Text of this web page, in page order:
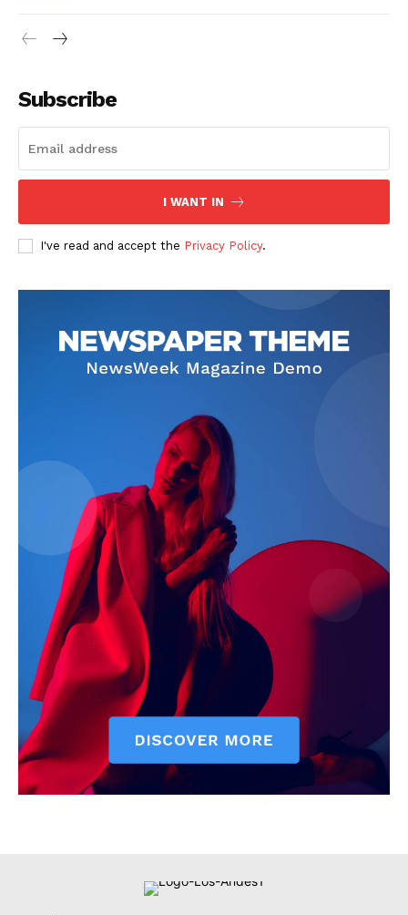
Nosotros
Subscribe
I WANT IN
I've read and accept the Privacy Policy.